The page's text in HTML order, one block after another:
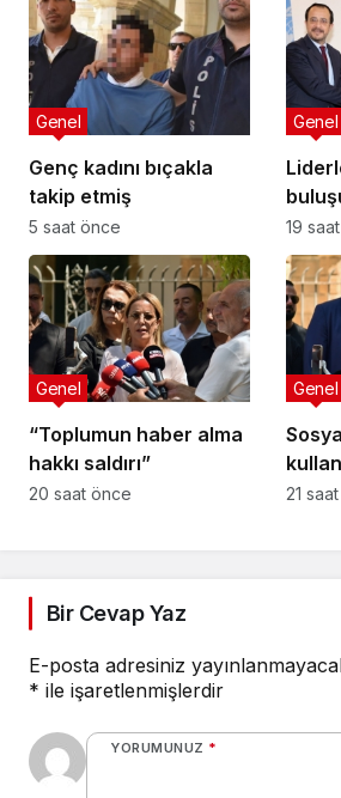
Genç kadını bıçakla
takip etmiş
Genel
5 saat önce
Genel
19
“Toplumun haber alma
hakkı saldırı”
Genel
20 saat önce
Genel
21
Bir Cevap Yaz
E-posta adresiniz
* ile işaretlenmişlerdir
YORUMUNUZ *